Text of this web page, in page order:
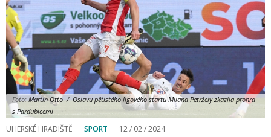
Foto: Martin Otto / Oslavu pětistého ligového startu Milana Petržely zkazila prohra
s Pardubicemi
UHERSKÉ HRADIŠTĚ SPORT 12 / 02 / 2024